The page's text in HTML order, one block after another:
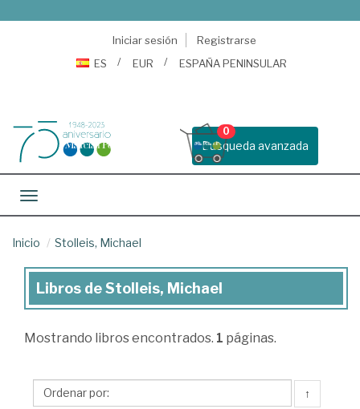
Iniciar sesión
Registrarse
ES
EUR ESPAÑA PENINSULAR
Busqueda avanzada
0
Toggle navigation
Inicio Stolleis, Michael
Libros
Stolleis,
Libros de Stolleis, Michael
Mostrando libros encontrados. 1 páginas.
↑